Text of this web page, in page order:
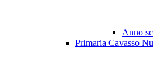
Anno
Primaria Cavasso